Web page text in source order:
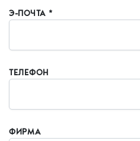
Э-ПОЧТА *
ТЕЛЕФОН
ФИРМА